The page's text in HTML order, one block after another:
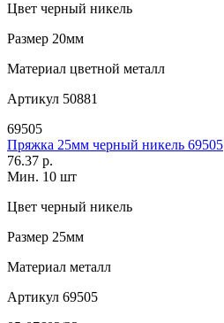
Цвет черный никель
Размер 20мм
Материал цветной металл
Артикул 50881
69505
Пряжка 25мм черный никель 69505
76.37 р.
Мин. 10 шт
Цвет черный никель
Размер 25мм
Материал металл
Артикул 69505